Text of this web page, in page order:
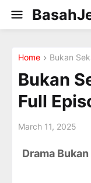
Home Bukan
Bukan
Full
March 11, 2025
Drama